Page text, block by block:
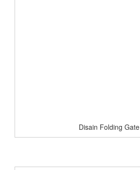
Disain Folding Gate